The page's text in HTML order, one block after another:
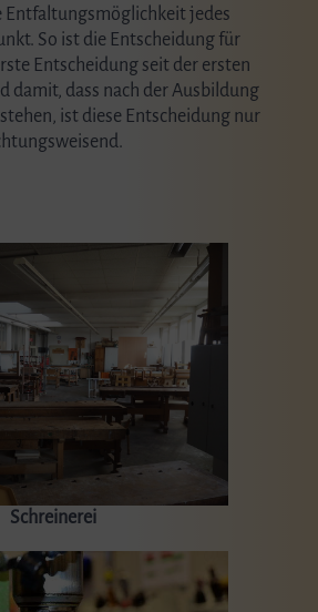
Entfaltungsmöglichkeit jedes
So ist die Entscheidung für
Entscheidung seit der ersten
damit, dass nach der Ausbildung
ist diese Entscheidung nur
Schreinerei